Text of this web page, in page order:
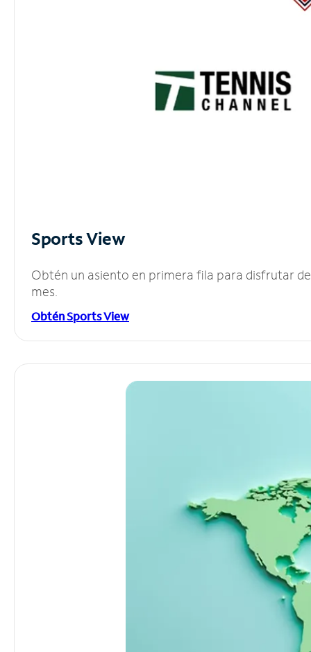
Sports View
Obtén un asiento en primera fila para disfrutar
mes.
Obtén Sports View